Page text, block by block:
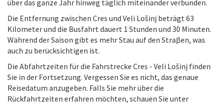
über das ganze Jahr hinweg täglich miteinander verbunden.
Die Entfernung zwischen Cres und Veli Lošinj beträgt 63
Kilometer und die Busfahrt dauert 1 Stunden und 30 Minuten.
Während der Saison gibt es mehr Stau auf den Straβen, was
auch zu berücksichtigen ist.
Die Abfahrtzeiten für die Fahrstrecke Cres - Veli Lošinj finden
Sie in der Fortsetzung. Vergessen Sie es nicht, das genaue
Reisedatum anzugeben. Falls Sie mehr über die
Rückfahrtzeiten erfahren möchten, schauen Sie unter